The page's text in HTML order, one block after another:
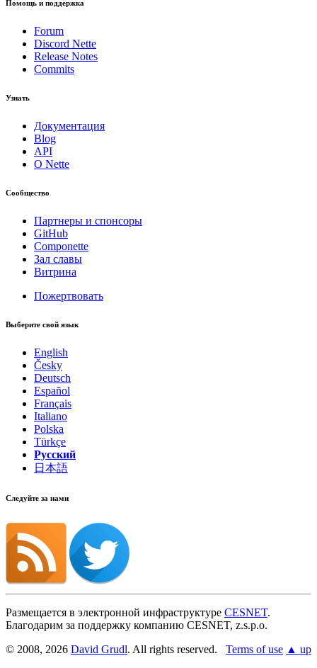
Помощь и поддержка
Forum
Discord Nette
Release Notes
Commits
Узнать
Документация
Blog
API
О Nette
Сообщество
Партнеры и спонсоры
GitHub
Componette
Зал славы
Витрина
Пожертвовать
Выберите свой язык
English
Česky
Deutsch
Español
Français
Italiano
Polska
Türkçe
Русский
日本語
Следуйте за нами
Размещается в электронной инфраструктуре CESNET.
Благодарим за поддержку компанию CESNET, z.s.p.o.
© 2008, 2026 David Grudl. All rights reserved. Terms of use ▲ up